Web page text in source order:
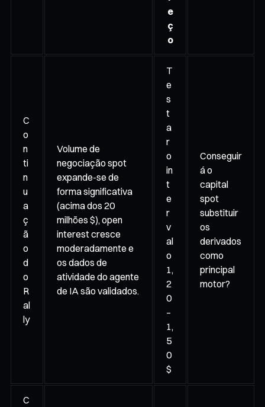
e
ç
o
C
o
n
ti
n
u
a
ç
ã
o
d
o
R
al
ly
Volume de
negociação spot
expande-se de
forma significativa
(acima dos 20
milhões $), open
interest cresce
moderadamente e
os dados de
atividade do agente
de IA são validados.
T
e
s
t
a
r
o
in
t
e
r
v
al
o
1,
2
0
–
1,
5
0
$
Conseguir
á o
capital
spot
substituir
os
derivados
como
principal
motor?
C